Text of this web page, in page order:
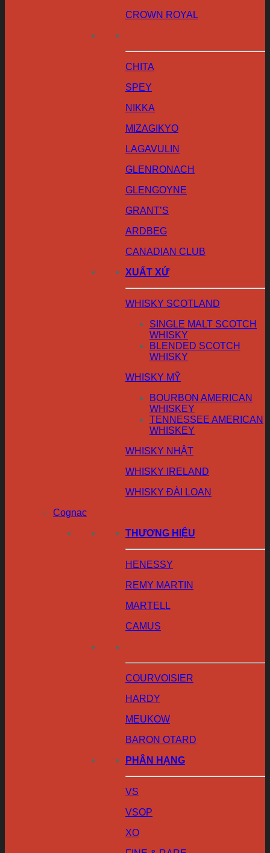
CROWN ROYAL
CHITA
SPEY
NIKKA
MIZAGIKYO
LAGAVULIN
GLENRONACH
GLENGOYNE
GRANT’S
ARDBEG
CANADIAN CLUB
XUẤT XỨ
WHISKY SCOTLAND
SINGLE MALT SCOTCH
WHISKY
BLENDED SCOTCH
WHISKY
WHISKY MỸ
BOURBON AMERICAN
WHISKEY
TENNESSEE AMERICAN
WHISKEY
WHISKY NHẬT
WHISKY IRELAND
WHISKY ĐÀI LOAN
Cognac
THƯƠNG HIỆU
HENESSY
REMY MARTIN
MARTELL
CAMUS
COURVOISIER
HARDY
MEUKOW
BARON OTARD
PHÂN HẠNG
VS
VSOP
XO